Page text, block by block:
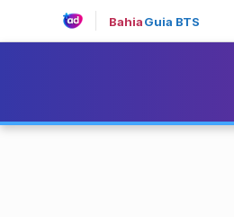
BahiaGuia BTS